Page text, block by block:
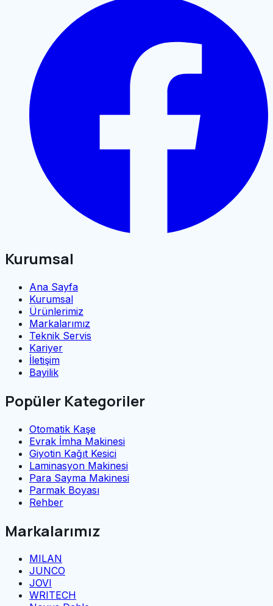
Kurumsal
Ana Sayfa
Kurumsal
Ürünlerimiz
Markalarımız
Teknik Servis
Kariyer
İletişim
Bayilik
Popüler Kategoriler
Otomatik Kaşe
Evrak İmha Makinesi
Giyotin Kağıt Kesici
Laminasyon Makinesi
Para Sayma Makinesi
Parmak Boyası
Rehber
Markalarımız
MILAN
JUNCO
JOVI
WRITECH